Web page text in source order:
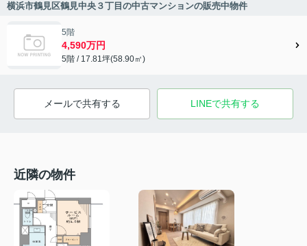
横浜市鶴見区鶴見中央３丁目の中古マンションの販売中物件
5階
4,590万円
5階 / 17.81坪(58.90㎡)
メールで共有する LINEで共有する
近隣の物件